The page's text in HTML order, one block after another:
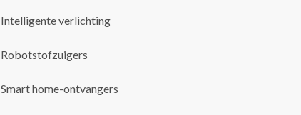
Intelligente verlichting
Robotstofzuigers
Smart home-ontvangers